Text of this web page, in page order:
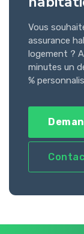
Vous
assurance
logement ?
minutes un
%